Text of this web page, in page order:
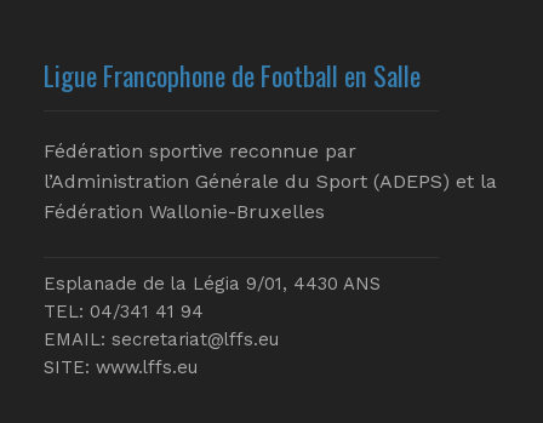
Ligue Francophone de Football en Salle
Fédération sportive reconnue par
l’Administration Générale du Sport (ADEPS) et la
Fédération Wallonie-Bruxelles
Esplanade de la Légia 9/01, 4430 ANS
TEL: 04/341 41 94
EMAIL: secretariat@lffs.eu
SITE: www.lffs.eu